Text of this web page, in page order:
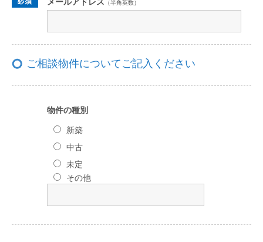
（半角英数）
ご相談物件についてご記入ください
物件の種別
新築
中古
未定
その他